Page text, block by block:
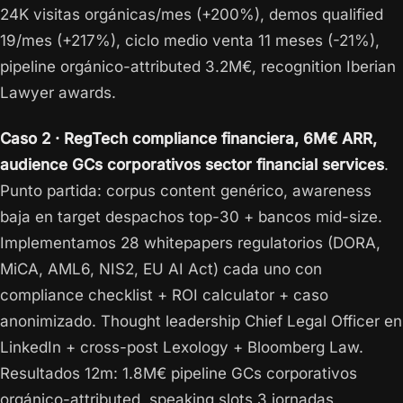
24K visitas orgánicas/mes (+200%), demos qualified
19/mes (+217%), ciclo medio venta 11 meses (-21%),
pipeline orgánico-attributed 3.2M€, recognition Iberian
Lawyer awards.
Caso 2 · RegTech compliance financiera, 6M€ ARR,
audience GCs corporativos sector financial services.
Punto partida: corpus content genérico, awareness
baja en target despachos top-30 + bancos mid-size.
Implementamos 28 whitepapers regulatorios (DORA,
MiCA, AML6, NIS2, EU AI Act) cada uno con
compliance checklist + ROI calculator + caso
anonimizado. Thought leadership Chief Legal Officer en
LinkedIn + cross-post Lexology + Bloomberg Law.
Resultados 12m: 1.8M€ pipeline GCs corporativos
orgánico-attributed, speaking slots 3 jornadas